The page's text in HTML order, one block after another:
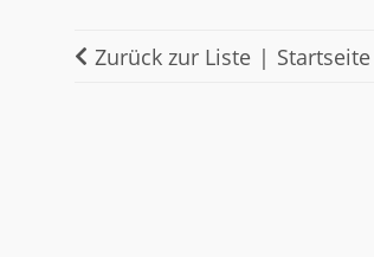
Zurück zur Liste Startseite